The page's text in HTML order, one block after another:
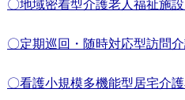
〇地域密着型介護老人福祉施
〇定期巡回・随時対応型訪問
〇看護小規模多機能型居宅介